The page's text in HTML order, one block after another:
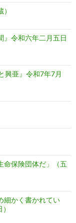
』令和六年二月五日
亜』令和7年7月
命保険団体だ」（五
細かく書かれてい